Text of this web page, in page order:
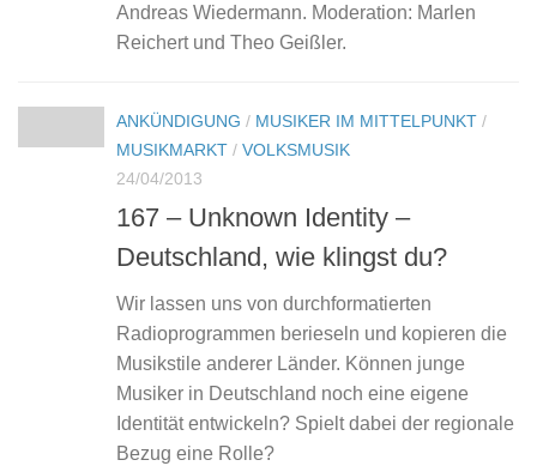
Andreas Wiedermann. Moderation: Marlen
Reichert und Theo Geißler.
ANKÜNDIGUNG / MUSIKER IM MITTELPUNKT /
MUSIKMARKT / VOLKSMUSIK
24/04/2013
167 – Unknown Identity –
Deutschland, wie klingst du?
Wir lassen uns von durchformatierten
Radioprogrammen berieseln und kopieren die
Musikstile anderer Länder. Können junge
Musiker in Deutschland noch eine eigene
Identität entwickeln? Spielt dabei der regionale
Bezug eine Rolle?